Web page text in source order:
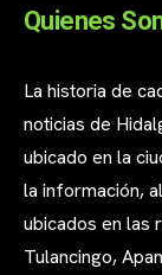
Quienes
La historia de
noticias de
ubicado en la
la información,
ubicados en las
Tulancingo,